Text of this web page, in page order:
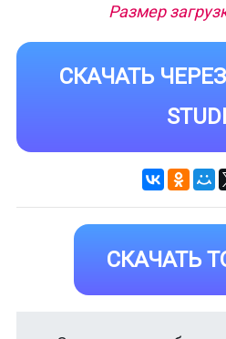
Размер
СКАЧАТЬ ЧЕРЕЗ
СКАЧАТЬ